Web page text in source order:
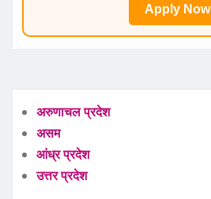
Apply Now
अरुणाचल प्रदेश
असम
आंध्र प्रदेश
उत्तर प्रदेश